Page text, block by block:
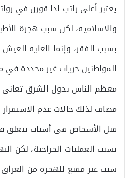
يعتبر أعلى راتب اذا قورن في
والاسلامية، لكن سبب هجرة
بسبب الفقر، وإنما الغاية
المواطنين حريات غير محددة في
معظم الناس بدول الشرق
مضاف لذلك حالات عدم
قبل الأشخاص في أسباب
بسبب العمليات الجراحية، لكن
سبب غير مقنع للهجرة من